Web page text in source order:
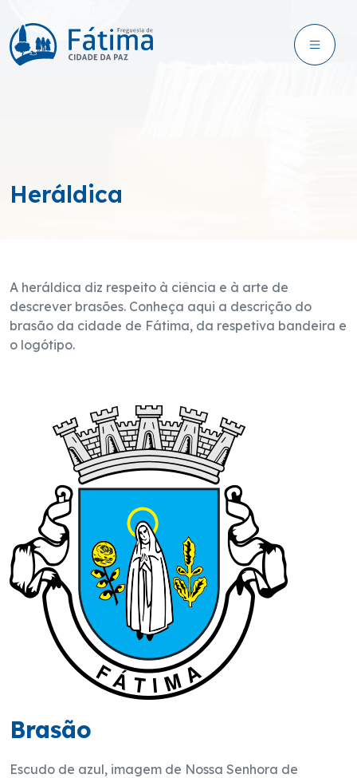
Heráldica
A heráldica diz respeito à ciência e à arte de
descrever brasões. Conheça aqui a descrição do
brasão da cidade de Fátima, da respetiva bandeira e
o logótipo.
Brasão
Escudo de azul, imagem de Nossa Senhora de